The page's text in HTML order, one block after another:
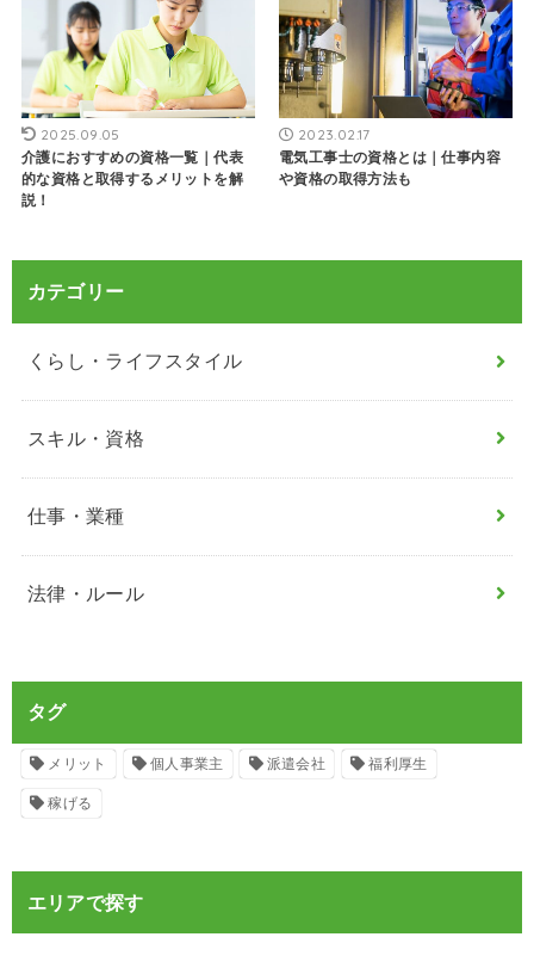
2025.09.05
介護におすすめの資格一覧｜代表
的な資格と取得するメリットを解
説！
2023.02.17
電気工事士の資格とは｜仕事内容
や資格の取得方法も
カテゴリー
くらし・ライフスタイル
スキル・資格
仕事・業種
法律・ルール
タグ
メリット 個人事業主 派遣会社 福利厚生
稼げる
エリアで探す